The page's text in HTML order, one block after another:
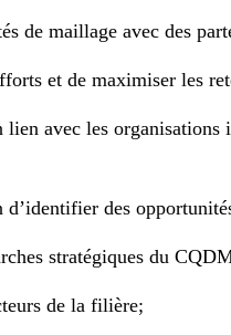
de maillage avec des
et de maximiser les
avec les organisations
des
stratégiques du
de la filière;